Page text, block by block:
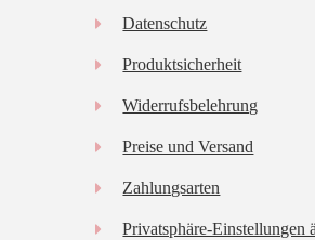
Datenschutz
Produktsicherheit
Widerrufsbelehrung
Preise und Versand
Zahlungsarten
Privatsphäre-Einstellungen